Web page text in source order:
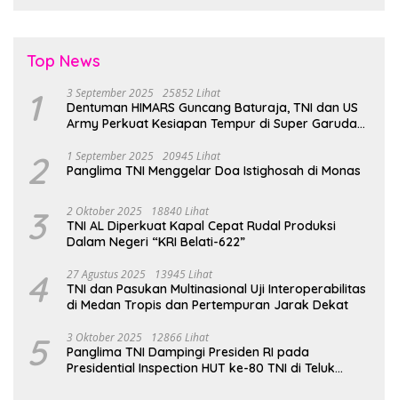
Top News
1 3 September 2025 25852 Lihat
Dentuman HIMARS Guncang Baturaja, TNI dan US
Army Perkuat Kesiapan Tempur di Super Garuda
2 1 September 2025 20945 Lihat
Panglima TNI Menggelar Doa Istighosah di Monas
3 2 Oktober 2025 18840 Lihat
TNI AL Diperkuat Kapal Cepat Rudal Produksi
Dalam Negeri “KRI Belati-622”
4 27 Agustus 2025 13945 Lihat
TNI dan Pasukan Multinasional Uji Interoperabilitas
di Medan Tropis dan Pertempuran Jarak Dekat
5 3 Oktober 2025 12866 Lihat
Panglima TNI Dampingi Presiden RI pada
Presidential Inspection HUT ke-80 TNI di Teluk